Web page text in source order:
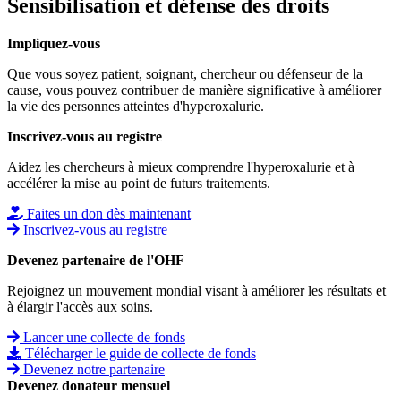
Sensibilisation et défense des droits
Impliquez-vous
Que vous soyez patient, soignant, chercheur ou défenseur de la
cause, vous pouvez contribuer de manière significative à améliorer
la vie des personnes atteintes d'hyperoxalurie.
Inscrivez-vous au registre
Aidez les chercheurs à mieux comprendre l'hyperoxalurie et à
accélérer la mise au point de futurs traitements.
Faites un don dès maintenant
Inscrivez-vous au registre
Devenez partenaire de l'OHF
Rejoignez un mouvement mondial visant à améliorer les résultats et
à élargir l'accès aux soins.
Lancer une collecte de fonds
Télécharger le guide de collecte de fonds
Devenez notre partenaire
Devenez donateur mensuel